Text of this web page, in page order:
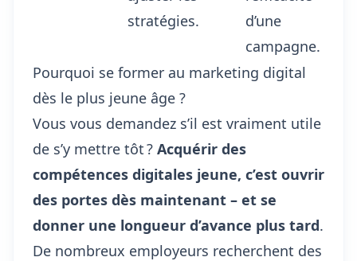
stratégies.
d’une
campagne.
Pourquoi se former au marketing digital
dès le plus jeune âge ?
Vous vous demandez s’il est vraiment utile
de s’y mettre tôt ? Acquérir des
compétences digitales jeune, c’est ouvrir
des portes dès maintenant – et se
donner une longueur d’avance plus tard.
De nombreux employeurs recherchent des